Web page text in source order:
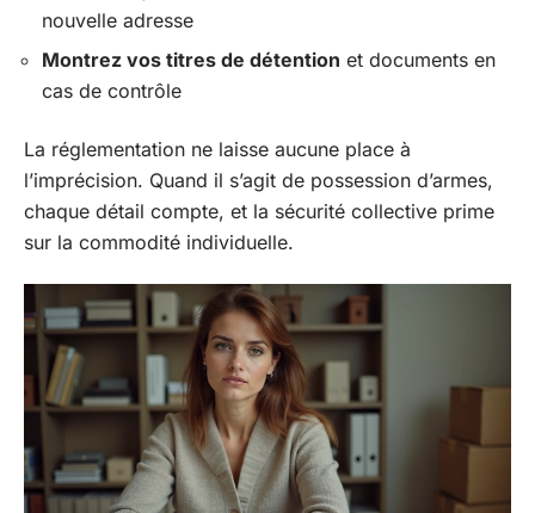
nouvelle adresse
Montrez vos titres de détention et documents en
cas de contrôle
La réglementation ne laisse aucune place à
l’imprécision. Quand il s’agit de possession d’armes,
chaque détail compte, et la sécurité collective prime
sur la commodité individuelle.